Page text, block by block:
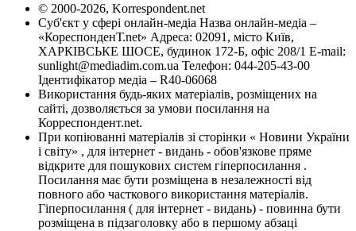
© 2000-2026, Korrespondent.net
Суб'єкт у сфері онлайн-медіа Назва онлайн-медіа –
«КореспонденТ.net» Адреса: 02091, місто Київ,
ХАРКІВСЬКЕ ШОСЕ, будинок 172-Б, офіс 208/1 E-mail:
sunlight@mediadim.com.ua Телефон: 044-205-43-00
Ідентифікатор медіа – R40-06068
Використання будь-яких матеріалів, розміщених на
сайті, дозволяється за умови посилання на
Корреспондент.net.
При копіюванні матеріалів зі сторінки « Новини України
і світу» , для інтернет - видань - обов'язкове пряме
відкрите для пошукових систем гіперпосилання .
Посилання має бути розміщена в незалежності від
повного або часткового використання матеріалів.
Гіперпосилання ( для інтернет - видань) - повинна бути
розміщена в підзаголовку або в першому абзаці